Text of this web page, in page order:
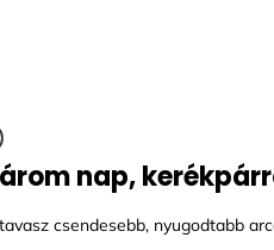
nap,
csendesebb, nyugodtabb